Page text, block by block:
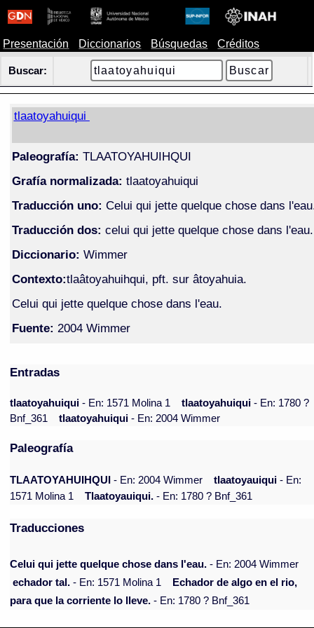
Presentación Diccionarios Búsquedas Créditos
Buscar:
tlaatoyahuiqui
Paleografía: TLAATOYAHUIHQUI
Grafía normalizada: tlaatoyahuiqui
Traducción uno: Celui qui jette quelque chose dans
Traducción dos: celui qui jette quelque chose dans l'eau.
Diccionario: Wimmer
Contexto:tlaâtoyahuihqui, pft. sur âtoyahuia.
Celui qui jette quelque chose dans l'eau.
Fuente: 2004 Wimmer
Entradas
tlaatoyahuiqui- En: 1571 Molina 1 tlaatoyahuiqui- En: 1780 ?
Bnf_361
tlaatoyahuiqui- En: 2004 Wimmer
Paleografía
TLAATOYAHUIHQUI - En: 2004 Wimmer tlaatoyauiqui - En:
1571 Molina 1
Tlaatoyauiqui. - En: 1780 ? Bnf_361
Traducciones
Celui qui jette quelque chose dans l'eau. - En: 2004 Wimmer
echador tal. - En: 1571 Molina 1
Echador de algo en el rio,
para que la corriente lo lleve. - En: 1780 ? Bnf_361